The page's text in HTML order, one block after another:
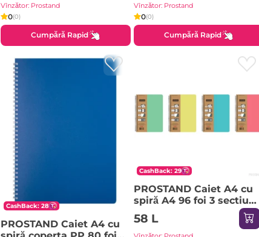
Vînzător: Prostand
0(0)
Cumpără Rapid
Vînzător: Prostand
0(0)
Cumpără Rapid
CashBack: 28
PROSTAND Caiet A4 cu
CashBack: 29
PROSTAND Caiet A4 cu
spiră A4 96 foi 3 sectiuni
PR-A4-96F-3-SEC /12
58 L